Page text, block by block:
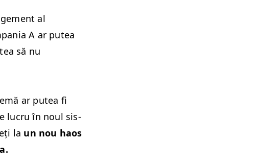
al
A ar putea
să nu
ar putea fi
lucru în noul sis­
la un nou haos